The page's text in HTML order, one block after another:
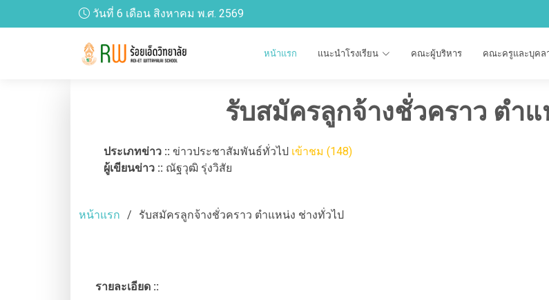
วันที่ 6 เดือน สิงหาคม พ.ศ. 2569
หน้าแรก แนะนำโรงเรียน คณะผู้บริหาร คณะครูและบุคล
รับสมัครลูกจ้างชั่วคราว ตำ
ประเภทข่าว :: ข่าวประชาสัมพันธ์ทั่วไป เข้าชม (148)
ผู้เขียนข่าว :: ณัฐวุฒิ รุ่งวิสัย
หน้าแรก รับสมัครลูกจ้างชั่วคราว ตำแหน่ง ช่างทั่วไป
รายละเอียด ::